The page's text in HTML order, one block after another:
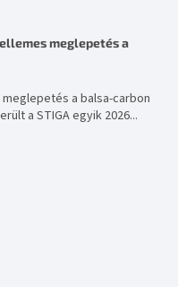
meglepetés a
a balsa-carbon
a STIGA egyik 2026...